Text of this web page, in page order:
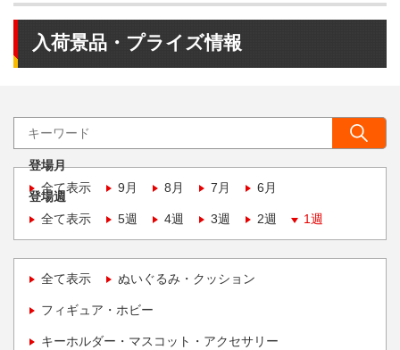
入荷景品・プライズ情報
登場月
全て表示
9月 8月 7月 6月
登場週
全て表示
5週 4週 3週 2週 1週
全て表示 ぬいぐるみ・クッション
フィギュア・ホビー
キーホルダー・マスコット・アクセサリー